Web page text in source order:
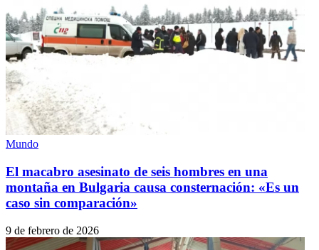
Mundo
El macabro asesinato de seis hombres en una
montaña en Bulgaria causa consternación: «Es un
caso sin comparación»
9 de febrero de 2026